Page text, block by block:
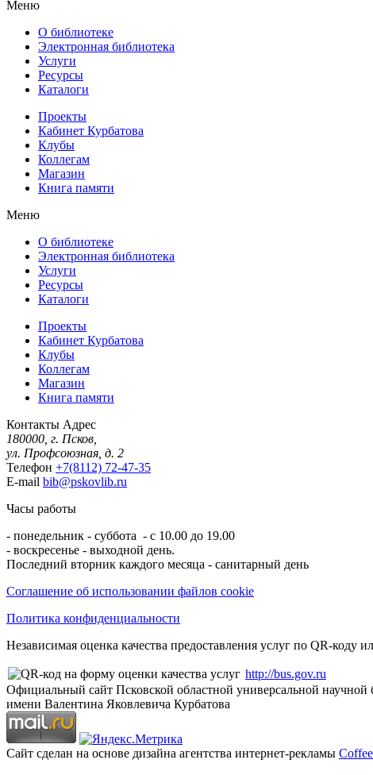
Меню
О библиотеке
Электронная библиотека
Услуги
Ресурсы
Каталоги
Проекты
Кабинет Курбатова
Клубы
Коллегам
Магазин
Книга памяти
Меню
О библиотеке
Электронная библиотека
Услуги
Ресурсы
Каталоги
Проекты
Кабинет Курбатова
Клубы
Коллегам
Магазин
Книга памяти
Контакты Адрес
180000, г. Псков,
ул. Профсоюзная, д. 2
Телефон +7(8112) 72-47-35
E-mail bib@pskovlib.ru
Часы работы
- понедельник - суббота - с 10.00 до 19.00
- воскресенье - выходной день.
Последний вторник каждого месяца - санитарный день
Соглашение об использовании файлов cookie
Политика конфиденциальности
Независимая оценка качества предоставления услуг по QR-коду
http://bus.gov.ru
Официальный сайт Псковской областной универсальной
имени Валентина Яковлевича Курбатова
Сайт сделан на основе дизайна агентства интернет-рекламы